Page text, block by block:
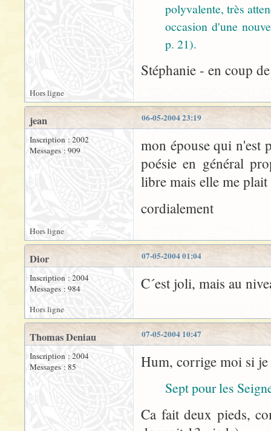
polyvalente, très
occasion d'une
p. 21).
Stéphanie - en coup
Hors ligne
06-05-2004 23:19
jean
Inscription : 2002
Messages : 909
mon épouse qui n'est
poésie en général
libre mais elle me plait
cordialement
Hors ligne
07-05-2004 01:04
Dior
Inscription : 2004
Messages : 984
C´est joli, mais au
Hors ligne
07-05-2004 10:47
Thomas Deniau
Inscription : 2004
Messages : 85
Hum, corrige moi si je
Sept pour les
Ca fait deux pieds,